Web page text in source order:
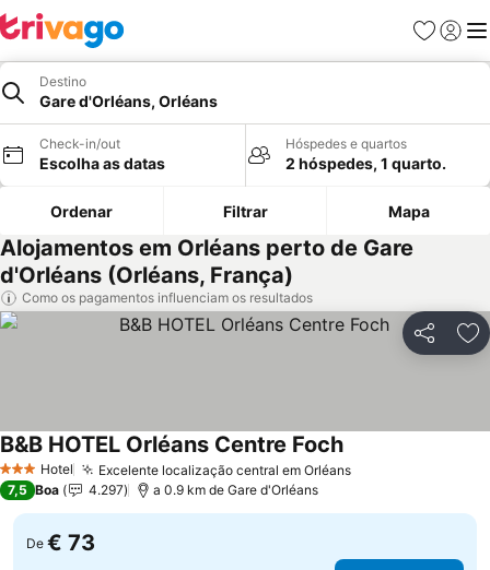
Favoritos
Iniciar
Destino
Gare d'Orléans, Orléans
Check-in/out
Escolha as datas
Hóspedes e quartos
2 hóspedes, 1 quarto.
Ordenar Filtrar Mapa
Alojamentos em Orléans perto de Gare
d'Orléans (Orléans, França)
Como os pagamentos influenciam os resultados
Partilhar
3 EstrelasHotel Excelente localização central em Orléans
B&B HOTEL Orléans Centre Foch
7,5 Boa 4.297 a 0.9 km de Gare d'Orléans
De € 73